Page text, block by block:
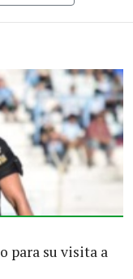
para su visita a